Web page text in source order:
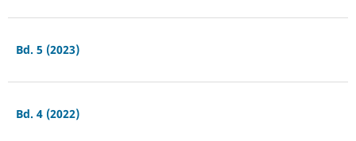
Bd. 5 (2023)
Bd. 4 (2022)